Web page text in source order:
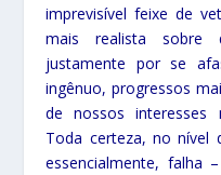
imprevisível feixe de
mais realista sobre
justamente por se
ingênuo, progressos
de nossos interesses
Toda certeza, no nível
essencialmente, falha